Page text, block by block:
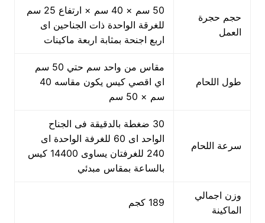
حجم حجرة
العمل
50 سم × 40 سم × ارتفاع 25 سم
للغرقة الواحدة ذات الجناحين اى
اربع اجنحة بمثابة اربعة ماكينات
طول اللحام
مقاس من واحد سم حتي 50 سم
اي اقصي كيس يكون مقاسه 40
سم × 50 سم
سرعة اللحام
30 ضغطة بالدقيقة فى الجناح
الواحد اى 60 للغرفة الواحدة اى
240 للغرفتان يساوى 14400 كيس
بالساعة بمقاس مبدئي
وزن اجمالي
الماكينة
189 كجم